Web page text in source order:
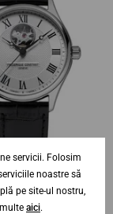
Constant Classics
Automatic FC-
310MC5B6
servicii. Folosim
noastre să
pe site-ul nostru,
aici.